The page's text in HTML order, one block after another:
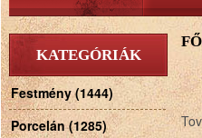
KATEGÓRIÁK
Festmény (1444)
Porcelán (1285)